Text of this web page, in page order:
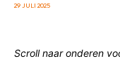
29 JULI 2025
Scroll naar onderen